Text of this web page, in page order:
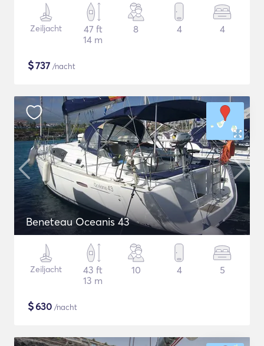
Zeiljacht
47 ft
14 m
8 4 4
$737 /nacht
Beneteau Oceanis 43
Zeiljacht
43 ft
13 m
10 4 5
$630 /nacht